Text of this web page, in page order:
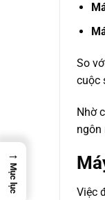
So
cuộc
Nhờ
ngôn
Việc
→
Mục lục